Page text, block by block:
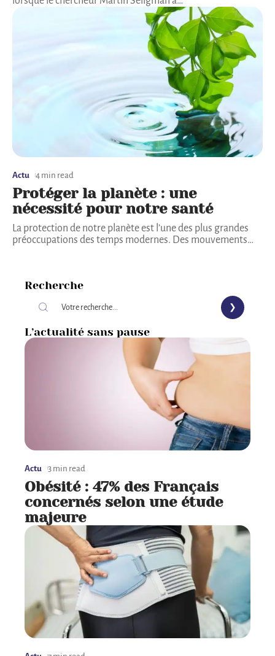
Actu 4 min read
Protéger la planète : une
nécessité pour notre santé
La protection de notre planète est l’une des plus grandes
préoccupations des temps modernes. Des mouvements…
Recherche
L’actualité sans pause
Actu 3 min read
Obésité : 47% des Français
concernés selon une étude
majeure